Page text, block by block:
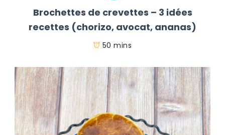
Brochettes de crevettes – 3 idées
recettes (chorizo, avocat, ananas)
50 mins